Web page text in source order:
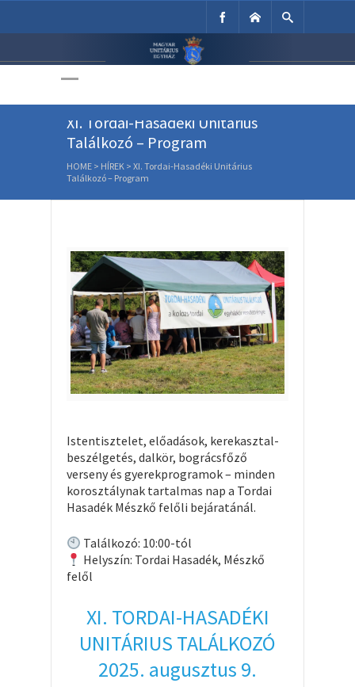
Unitárius Egyház
XI. Tordai-Hasadéki Unitárius
Találkozó – Program
HOME > HÍREK > XI. Tordai-Hasadéki Unitárius
Találkozó – Program
Istentisztelet, előadások, kerekasztal-
beszélgetés, dalkör, bográcsfőző
verseny és gyerekprogramok – minden
korosztálynak tartalmas nap a Tordai
Hasadék Mészkő felőli bejáratánál.
Találkozó: 10:00-tól
Helyszín: Tordai Hasadék, Mészkő
felől
XI. TORDAI-HASADÉKI
UNITÁRIUS TALÁLKOZÓ
2025. augusztus 9.